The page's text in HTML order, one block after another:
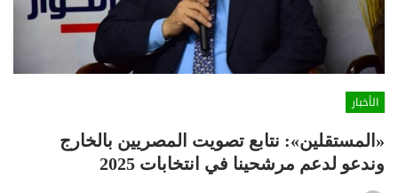
الأخبار
«المستقلين»: نتابع تصويت المصريين بالخارج
وندعو لدعم مرشحينا في انتخابات 2025